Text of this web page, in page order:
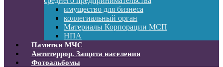
имущество для бизнеса
коллегиальный орган
Материалы Корпорации МСП
НПА
Памятки МЧС
Антитеррор. Защита населения
Фотоальбомы